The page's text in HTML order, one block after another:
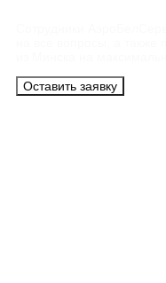
Оставить заявку